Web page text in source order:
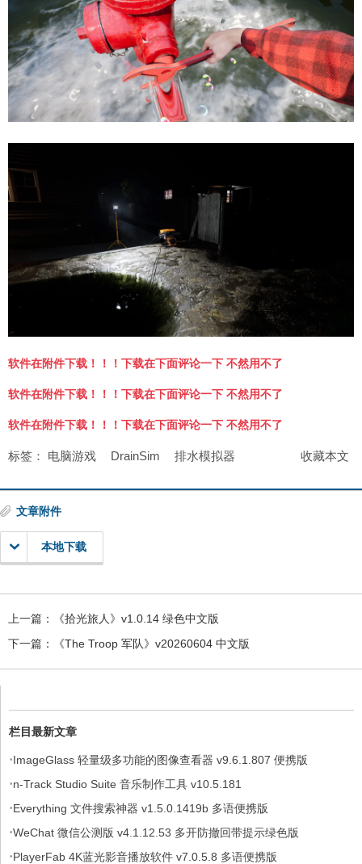
软件在附件下载！！！下载在下面评论一下 不然用不了
软件在附件下载！！！下载在下面评论一下 不然用不了
软件在附件下载！！！下载在下面评论一下 不然用不了
收藏本文
标签： 电脑游戏 DrainSim 排水模拟器
文章附件
本地下载
上一篇：
《拾光旅人》v1.0.14 绿色中文版
下一篇：
《The Troop 军队》v20260604 中文版
栏目最新文章
·ImageGlass 轻量级多功能的图像查看器 v9.6.1.807 便携版
·n-Track Studio Suite 音乐制作工具 v10.5.181
·Everything 文件搜索神器 v1.5.0.1419b 多语便携版
·WeChat 微信公测版 v4.1.12.53 多开防撤回带提示绿色版
·PlayerFab 4K蓝光影音播放软件 v7.0.5.8 多语便携版